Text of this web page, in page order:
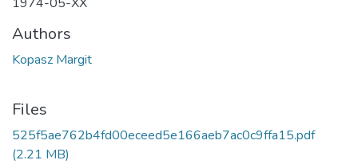
Authors
Kopasz Margit
Files
525f5ae762b4fd00eceed5e166aeb7ac0c9ffa15.pdf
(2.21 MB)